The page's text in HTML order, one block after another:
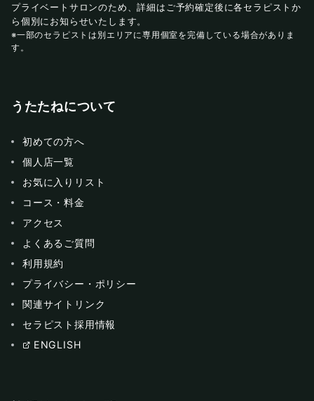
プライベートサロンのため、詳細はご予約確定後に各セラピストか
ら個別にお知らせいたします。
※一部のセラピストは別エリアに専用個室を完備している場合がありま
す。
うたたねについて
初めての方へ
個人店一覧
お気に入りリスト
コース・料金
アクセス
よくあるご質問
利用規約
プライバシー・ポリシー
関連サイトリンク
セラピスト採用情報
ENGLISH